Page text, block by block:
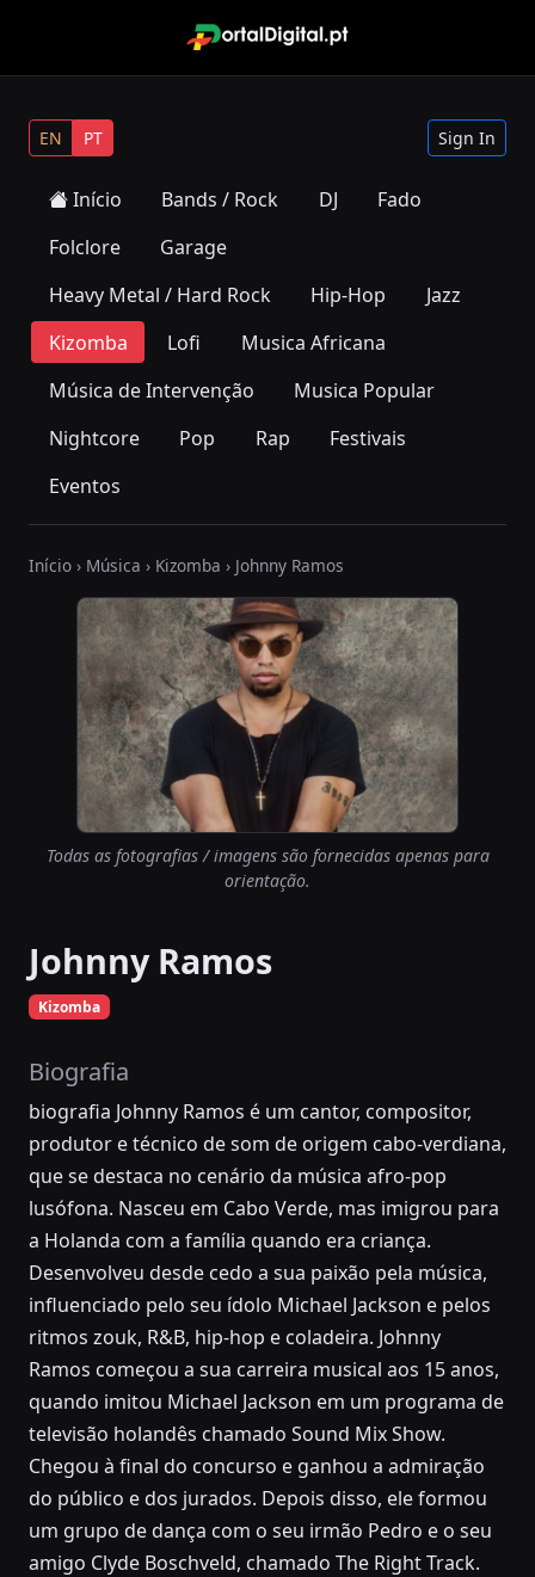
EN PT Sign In
Início Bands / Rock DJ
Fado
Folclore
Garage
Heavy Metal / Hard Rock
Hip-Hop
Jazz
Kizomba
Lofi
Musica Africana
Música de Intervenção
Musica Popular
Nightcore
Pop Rap
Festivais
Eventos
Início › Música › Kizomba › Johnny Ramos
Todas as fotografias / imagens são fornecidas apenas para
orientação.
Johnny Ramos
Kizomba
Biografia
biografia Johnny Ramos é um cantor, compositor,
produtor e técnico de som de origem cabo-verdiana,
que se destaca no cenário da música afro-pop
lusófona. Nasceu em Cabo Verde, mas imigrou para
a Holanda com a família quando era criança.
Desenvolveu desde cedo a sua paixão pela música,
influenciado pelo seu ídolo Michael Jackson e pelos
ritmos zouk, R&B, hip-hop e coladeira. Johnny
Ramos começou a sua carreira musical aos 15 anos,
quando imitou Michael Jackson em um programa de
televisão holandês chamado Sound Mix Show.
Chegou à final do concurso e ganhou a admiração
do público e dos jurados. Depois disso, ele formou
um grupo de dança com o seu irmão Pedro e o seu
amigo Clyde Boschveld, chamado The Right Track.